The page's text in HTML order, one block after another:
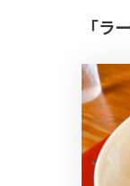
「ラ